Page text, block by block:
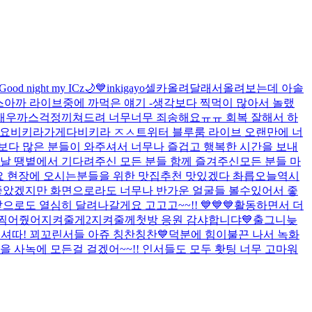
night my ICz🌙💙inkigayo셀카올려달래서올려보는데 아솔
아까 라이브중에 까먹은 얘기 -생각보다 찍먹이 많아서 놀랬
우까스걱정끼쳐드려 너무너무 죄송해요ㅠㅠ 회복 잘해서 하
비키라가게다비키라 ㅈㅅ 트위터 블루룸 라이브 오랜만에 너
많은 분들이 와주셔서 너무나 즐겁고 행복한 시간을 보내
땡볕에서 기다려주신 모든 분들 함께 즐겨주신모든 분들 마
현장에 오시는분들을 위한 맛집추천 맛있겠다 촤릅오늘역시
겠지만 화면으로라도 너무나 반가운 얼굴들 볼수있어서 좋
로도 열심히 달려나갈게요 고고고~~!! 💙💙💙활동하면서 더
어줬어 지켜줄게2지켜줄께 첫방 응원 감샤합니댜💙출그니 늦
따! 꾀꼬린서들 아쥬 칭찬칭찬💙덕분에 힘이불끈 나서 녹화
사녹에 모든걸 걸겠어~~!! 인서들도 모두 홧팅 너무 고마워